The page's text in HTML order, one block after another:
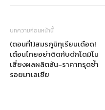
บทความก่อนหน้านี้
(ตอนที่1)สมรภูมิทุเรียนเดือด!
เตือนไทยอย่าติดกับดักโดมิโน
เสี่ยงผลผลิตล้น-ราคาทรุดซ้ำ
รอยมาเลเซีย